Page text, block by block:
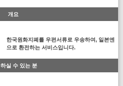
개요
한국원화지폐를 우편서류로 우송하여, 일본엔
으로 환전하는 서비스입니다.
실 수 있는 분